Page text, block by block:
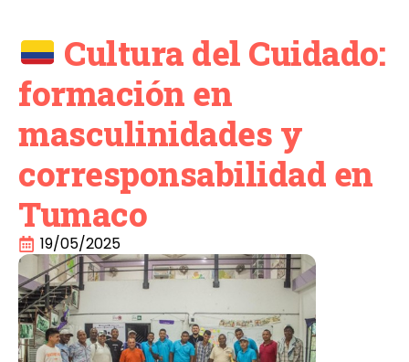
Cultura del Cuidado:
formación en
masculinidades y
corresponsabilidad en
Tumaco
19/05/2025